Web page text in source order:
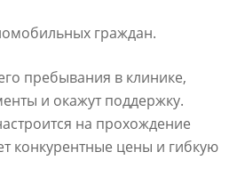
граждан.
пребывания в клинике,
и окажут поддержку.
на прохождение
конкурентные цены и гибкую